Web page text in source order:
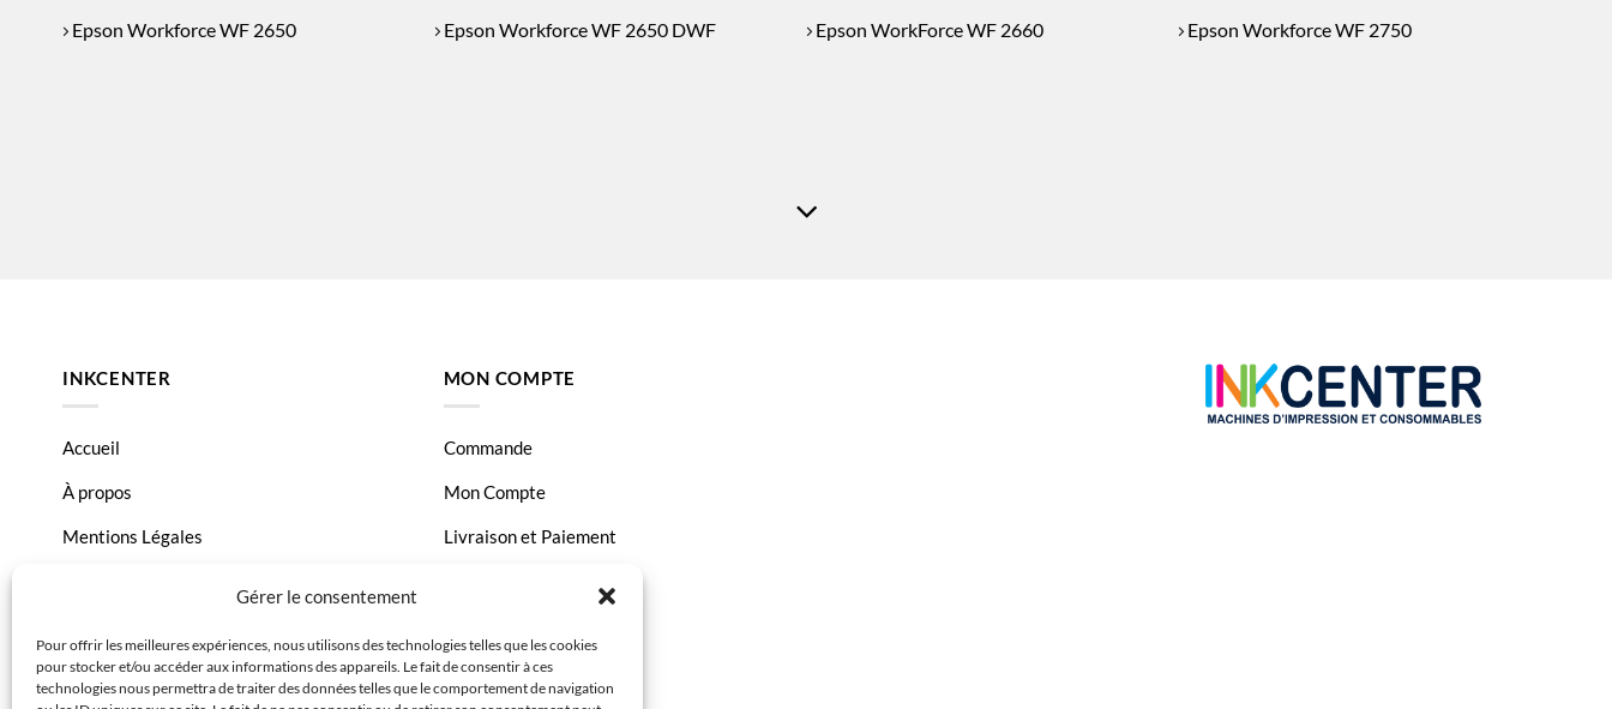
Gérer le consentement
Pour offrir les meilleures expériences, nous utilisons des technologies telles que les cookies
pour stocker et/ou accéder aux informations des appareils. Le fait de consentir à ces
technologies nous permettra de traiter des données telles que le comportement de navigation
Epson Workforce WF 2650
Epson Workforce WF 2650 DWF Epson WorkForce WF 2660 Epson Workforce WF 2750
INKCENTER
Accueil
À propos
Mentions Légales
Politique de confidentialité
MON COMPTE
Commande
Mon Compte
Livraison et Paiement